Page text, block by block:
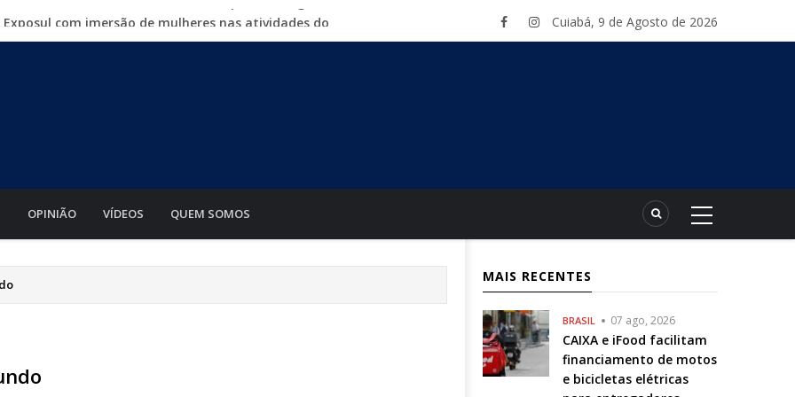
com imersão de mulheres nas atividades do
crimes digitais contra menores
de motos e bicicletas elétricas para entregadores
Cuiabá, 9 de Agosto de 2026
OPINIÃO VÍDEOS QUEM SOMOS
MAIS RECENTES
BRASIL 07 ago, 2026
CAIXA e iFood facilitam
financiamento de motos
e bicicletas elétricas